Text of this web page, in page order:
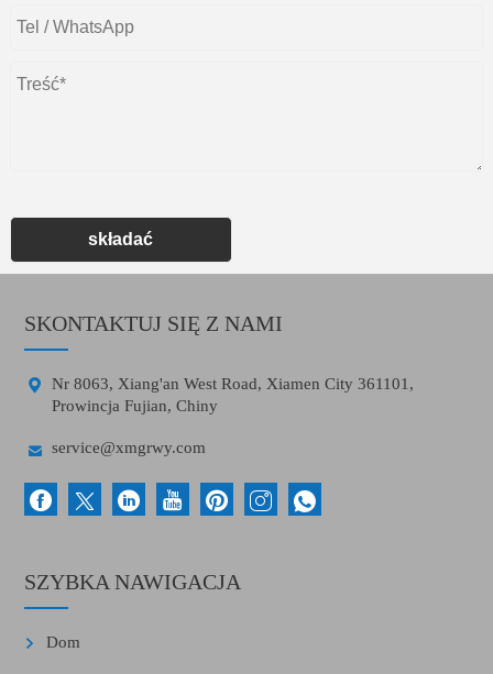
składać
SKONTAKTUJ SIĘ Z NAMI

Nr 8063, Xiang'an West Road, Xiamen City 361101,
Prowincja Fujian, Chiny
 service@xmgrwy.com
SZYBKA NAWIGACJA
Dom